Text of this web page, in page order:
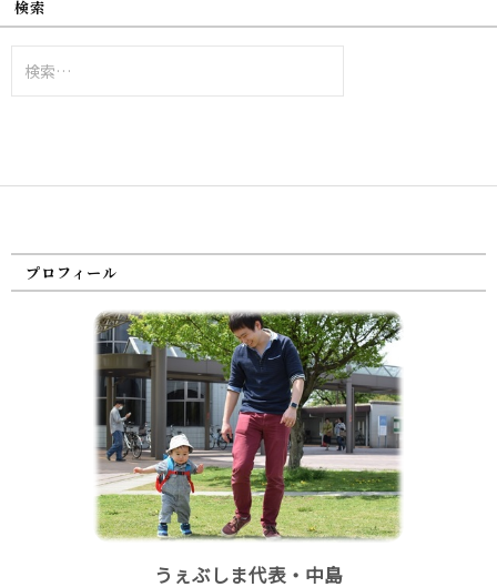
検索
索:
プロフィール
うぇぶしま代表・中島